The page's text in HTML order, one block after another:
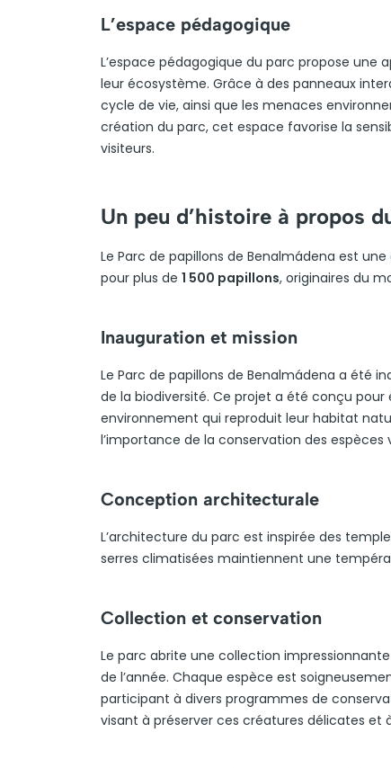
L’espace pédagogique
L’espace pédagogique du parc propose une
leur écosystème. Grâce à des panneaux
cycle de vie, ainsi que les menaces
création du parc, cet espace favorise la
visiteurs.
Un peu d’histoire à propos
Le Parc de papillons de Benalmádena est
pour plus de 1 500 papillons, originaires du
Inauguration et mission
Le Parc de papillons de Benalmádena a été
de la biodiversité. Ce projet a été conçu pour
environnement qui reproduit leur habitat
l’importance de la conservation des espèces
Conception architecturale
L’architecture du parc est inspirée des
serres climatisées maintiennent une
Collection et conservation
Le parc abrite une collection
de l’année. Chaque espèce est
participant à divers programmes de
visant à préserver ces créatures délicates et